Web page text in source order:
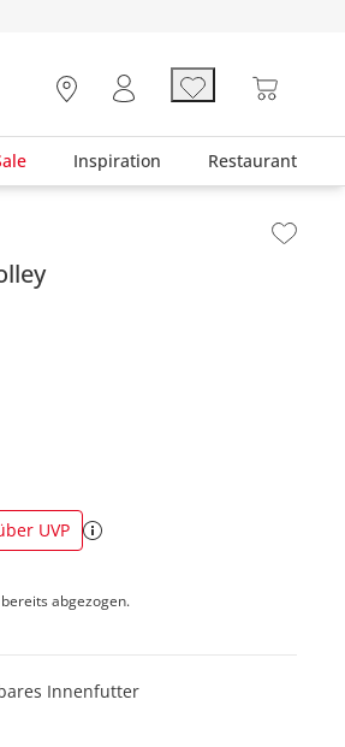
Inspiration Restaurant
- Zum Seitenende
UVP
abgezogen.
Innenfutter